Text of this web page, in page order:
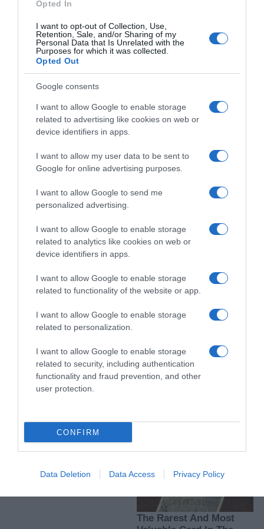
Opted In
I want to opt-out of Collection, Use,
Retention, Sale, and/or Sharing of my
Personal Data that Is Unrelated with the
Purposes for which it was collected.
Opted Out
Google consents
I want to allow Google to enable storage
related to advertising like cookies on web or
device identifiers in apps.
I want to allow my user data to be sent to
Google for online advertising purposes.
I want to allow Google to send me
personalized advertising.
I want to allow Google to enable storage
related to analytics like cookies on web or
device identifiers in apps.
I want to allow Google to enable storage
related to functionality of the website or app.
I want to allow Google to enable storage
related to personalization.
I want to allow Google to enable storage
related to security, including authentication
functionality and fraud prevention, and other
user protection.
CONFIRM
Data Deletion Data Access Privacy Policy
2 supene kašike kristala magnezijum hlorida 1 litar prečišćene
vode Sok od pola limuna (po želji)
Priprema:
Rastopite dvije supene kašike magnezijum hlorida u jednom litru
prečišćene vode. Po želji dodajte sok od limuna za osvježavajući
dodir i za poboljšanje apsorpcije magnezijuma. Dobro
promiješajte i konzumirajte tokom dana.
Iako je magnezijum hlorid generalno siguran za većinu ljudi,
važno je konsultovati se sa ljekarom prije početka uzimanja bilo
kojeg novog dodatka prehrani, posebno ako imate već postojeća
pogodan za vaše individualne potrebe.
Zaključak
Uključivanje magnezijum hlorida u vašu dnevnu rutinu može biti
ujutro, možete značajno osjetiti njegove pozitivne učinke na vaše
zdravlje, ublažavajući bolove i poboljšavajući raspoloženje i
kvalitet sna. Ne oklijevajte da isprobate ovaj recept i uživate u
svim prednostima koje ovaj esencijalni mineral nudi.